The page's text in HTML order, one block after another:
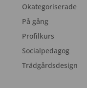
Okategoriserade
På gång
Profilkurs
Socialpedagog
Trädgårdsdesign